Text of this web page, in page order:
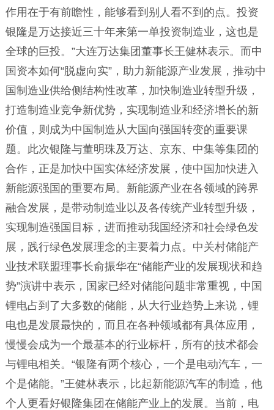
作用在于有前瞻性，能够看到别人看不到的点。投资
银隆是万达接近三十年来第一单投资制造业，这也是
全球的巨投。”大连万达集团董事长王健林表示。而中
国资本如何“脱虚向实”，助力新能源产业发展，推动中
国制造业供给侧结构性改革，加快制造业转型升级，
打造制造业竞争新优势，实现制造业和经济增长的新
价值，则成为中国制造从大国向强国转变的重要课
题。此次银隆与董明珠及万达、京东、中集等集团的
合作，正是加快中国实体经济发展，使中国加快进入
新能源强国的重要布局。新能源产业在各领域的跨界
融合发展，是带动制造业以及各传统产业转型升级，
实现制造强国目标，进而推动我国经济和社会绿色发
展，践行绿色发展理念的主要着力点。中关村储能产
业技术联盟理事长俞振华在“储能产业的发展现状和趋
势”演讲中表示，国家已经对储能问题非常重视，中国
锂电占到了大多数的储能，从大行业趋势上来说，锂
电也是发展最快的，而且在各种领域都有具体应用，
慢慢会成为一个最基本的行业标杆，所有的技术都会
与锂电相关。“银隆有两个核心，一个是电动汽车，一
个是储能。”王健林表示，比起新能源汽车的制造，他
个人更看好银隆集团在储能产业上的发展。当前，电